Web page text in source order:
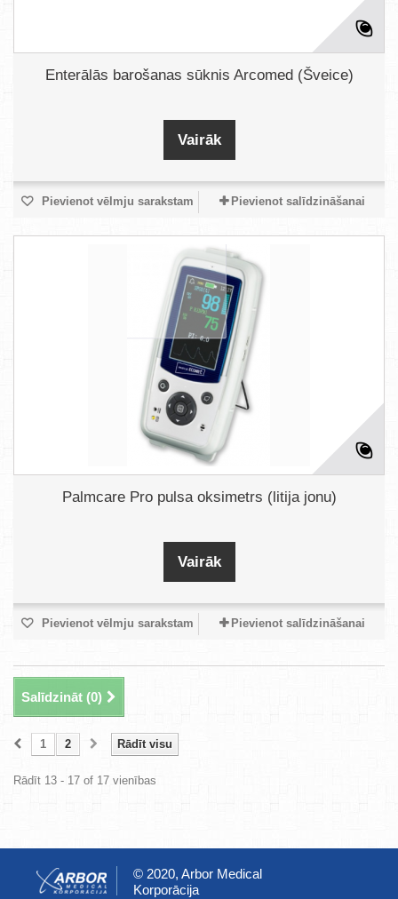
Enterālās barošanas sūknis Arcomed (Šveice)
Vairāk
Pievienot vēlmju sarakstam Pievienot salīdzināšanai
Palmcare Pro pulsa oksimetrs (litija jonu)
Vairāk
Pievienot vēlmju sarakstam Pievienot salīdzināšanai
Salīdzināt (0)
Rādīt visu
1 2
Rādīt 13 - 17 of 17 vienības
© 2020, Arbor Medical
Korporācija